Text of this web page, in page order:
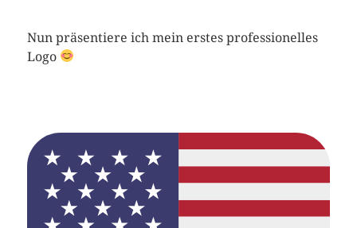
Nun präsentiere ich mein erstes professionelles
Logo